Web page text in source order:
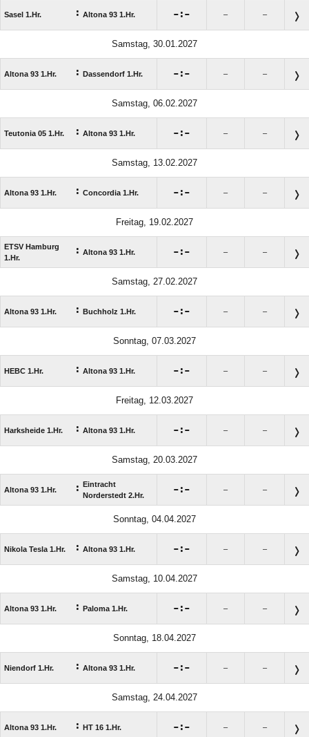
Sasel 1.Hr. : Altona 93 1.Hr. : – –
Samstag, 30.01.2027
Altona 93 1.Hr. : Dassendorf 1.Hr. : – –
Samstag, 06.02.2027
Teutonia 05 1.Hr. : Altona 93 1.Hr. : – –
Samstag, 13.02.2027
Altona 93 1.Hr. : Concordia 1.Hr. : – –
Freitag, 19.02.2027
ETSV Hamburg
1.Hr.
: Altona 93 1.Hr. : – –
Samstag, 27.02.2027
Altona 93 1.Hr. : Buchholz 1.Hr. : – –
Sonntag, 07.03.2027
HEBC 1.Hr. : Altona 93 1.Hr. : – –
Freitag, 12.03.2027
Harksheide 1.Hr. : Altona 93 1.Hr. : – –
Samstag, 20.03.2027
Altona 93 1.Hr. : Eintracht
Norderstedt 2.Hr.
: – –
Sonntag, 04.04.2027
Nikola Tesla 1.Hr. : Altona 93 1.Hr. : – –
Samstag, 10.04.2027
Altona 93 1.Hr. : Paloma 1.Hr. : – –
Sonntag, 18.04.2027
Niendorf 1.Hr. : Altona 93 1.Hr. : – –
Samstag, 24.04.2027
Altona 93 1.Hr. : HT 16 1.Hr. : – –